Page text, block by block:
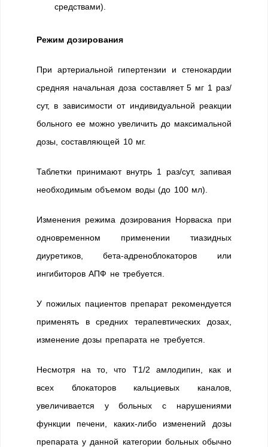
средствами).
Режим дозирования
При артериальной гипертензии и стенокардии
средняя начальная доза составляет 5 мг 1 раз/
сут, в зависимости от индивидуальной реакции
больного ее можно увеличить до максимальной
дозы, составляющей 10 мг.
Таблетки принимают внутрь 1 раз/сут, запивая
необходимым объемом воды (до 100 мл).
Изменения режима дозирования Норваска при
одновременном применении тиазидных
диуретиков, бета-адреноблокаторов или
ингибиторов АПФ не требуется.
У пожилых пациентов препарат рекомендуется
применять в средних терапевтических дозах,
изменение дозы препарата не требуется.
Несмотря на то, что T1/2 амлодипин, как и
всех блокаторов кальциевых каналов,
увеличивается у больных с нарушениями
функции печени, каких-либо изменений дозы
препарата у данной категории больных обычно